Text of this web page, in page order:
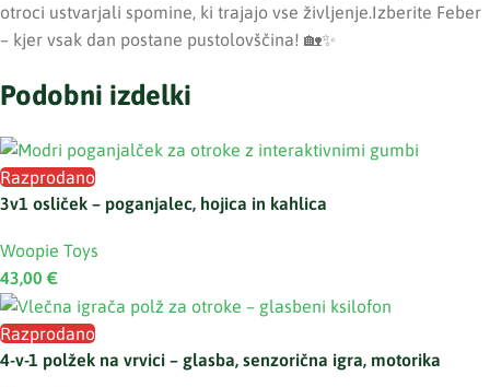
otroci ustvarjali spomine, ki trajajo vse življenje.Izberite Feber
– kjer vsak dan postane pustolovščina! 🏡✨
Podobni izdelki
Razprodano
3v1 osliček – poganjalec, hojica in kahlica
Woopie Toys
43,00 €
Razprodano
4-v-1 polžek na vrvici – glasba, senzorična igra, motorika